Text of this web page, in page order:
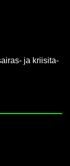
ja krii­si­ta­